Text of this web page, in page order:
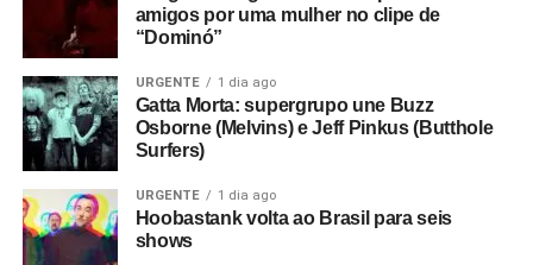
amigos por uma mulher no clipe de
“Dominó”
URGENTE 1 dia ago
Gatta Morta: supergrupo une Buzz
Osborne (Melvins) e Jeff Pinkus (Butthole
Surfers)
URGENTE 1 dia ago
Hoobastank volta ao Brasil para seis
shows